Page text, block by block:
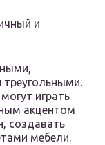
и
играть
акцентом
создавать
мебели.